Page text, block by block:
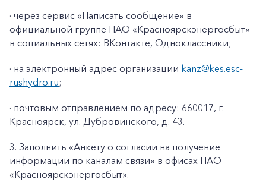
· через сервис «Написать сообщение» в
официальной группе ПАО «Красноярскэнергосбыт»
в социальных сетях: ВКонтакте, Одноклассники;
· на электронный адрес организации kanz@kes.esc-
rushydro.ru;
· почтовым отправлением по адресу: 660017, г.
Красноярск, ул. Дубровинского, д. 43.
3. Заполнить «Анкету о согласии на получение
информации по каналам связи» в офисах ПАО
«Красноярскэнергосбыт».